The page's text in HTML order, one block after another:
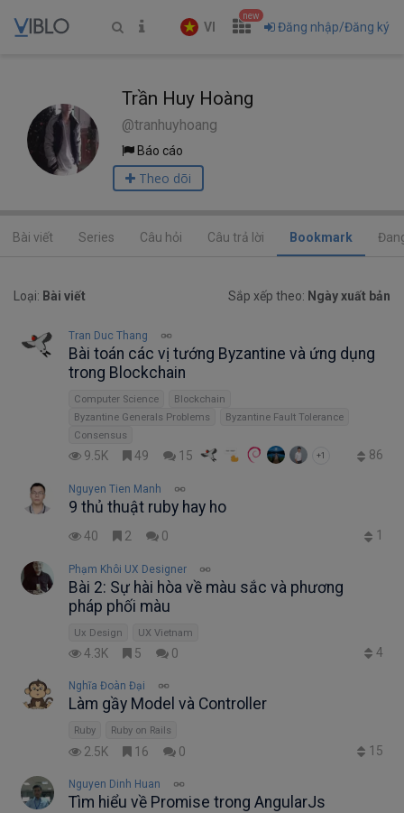
VI
new
Đăng nhập/Đăng ký
Trần Huy Hoàng
@tranhuyhoang
Báo cáo
Theo dõi
Bài viết Series Câu hỏi Câu trả lời Bookmark
Loại: Bài viết Sắp xếp theo: Ngày xuất bản
Tran Duc Thang
Bài toán các vị tướng Byzantine và ứng dụng
trong Blockchain
Computer Science
Blockchain
Byzantine Generals Problems
Byzantine Fault Tolerance
Consensus
9.5K 49 15 +1 86
Nguyen Tien Manh
9 thủ thuật ruby hay ho
40 2 0 1
Phạm Khôi UX Designer
Bài 2: Sự hài hòa về màu sắc và phương
pháp phối màu
Ux Design UX Vietnam
4.3K 5 0 4
Nghĩa Đoàn Đại
Làm gầy Model và Controller
Ruby Ruby on Rails
2.5K 16 0 15
Nguyen Dinh Huan
Tìm hiểu về Promise trong AngularJs